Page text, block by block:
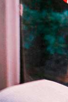
es
Anos